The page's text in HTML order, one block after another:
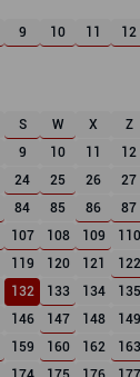
9 10 11 12
S W X Z
9 10 11 12
24 25 26 27
84 85 86 87
107 108 109 110
119 120 121 122
132 133 134 135
146 147 148 149
159 160 162 163